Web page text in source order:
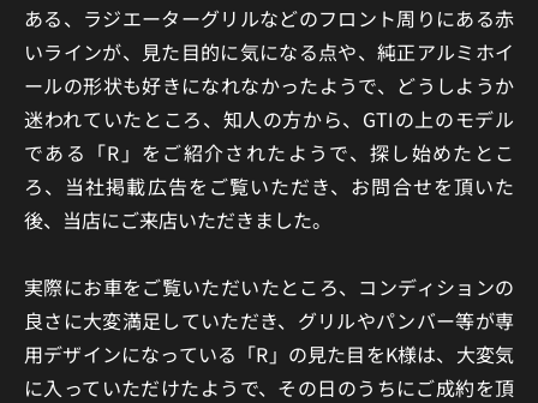
ある、ラジエーターグリルなどのフロント周りにある赤
いラインが、見た目的に気になる点や、純正アルミホイ
ールの形状も好きになれなかったようで、どうしようか
迷われていたところ、知人の方から、GTIの上のモデル
である「R」をご紹介されたようで、探し始めたとこ
ろ、当社掲載広告をご覧いただき、お問合せを頂いた
後、当店にご来店いただきました。
実際にお車をご覧いただいたところ、コンディションの
良さに大変満足していただき、グリルやパンバー等が専
用デザインになっている「R」の見た目をK様は、大変気
に入っていただけたようで、その日のうちにご成約を頂